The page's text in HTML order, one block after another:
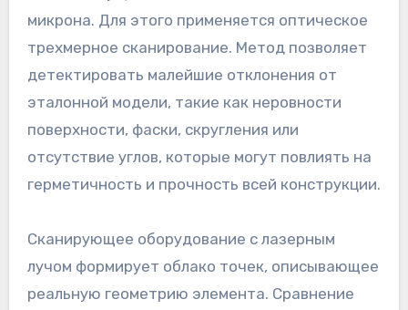
микрона. Для этого применяется оптическое
трехмерное сканирование. Метод позволяет
детектировать малейшие отклонения от
эталонной модели, такие как неровности
поверхности, фаски, скругления или
отсутствие углов, которые могут повлиять на
герметичность и прочность всей конструкции.
Сканирующее оборудование с лазерным
лучом формирует облако точек, описывающее
реальную геометрию элемента. Сравнение